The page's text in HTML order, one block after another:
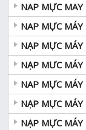
NAP MỰC
NAP MỰC
NẠP MỰC
NẠP MƯC
NAP MỰC
NẠP MỰC
NẠP MỰC